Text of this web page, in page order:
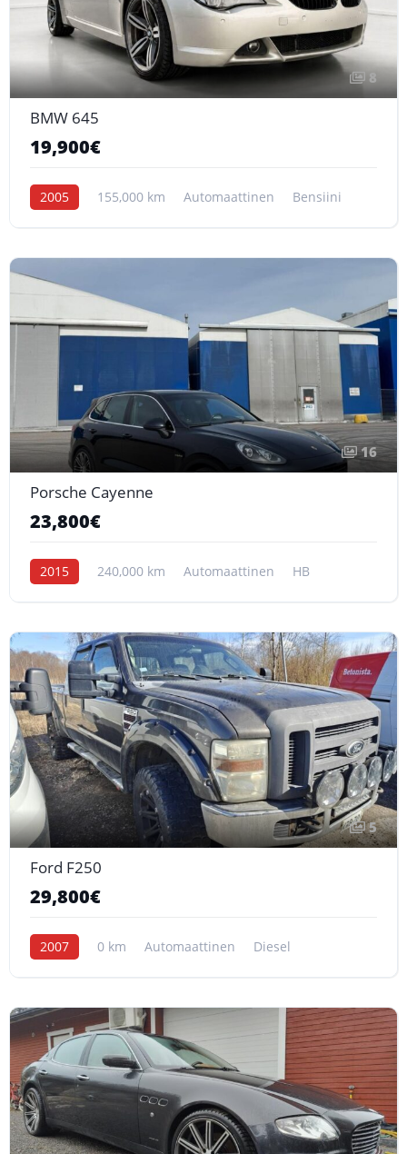
8
BMW 645
19,900€
2005 155,000 km Automaattinen Bensiini
16
Porsche Cayenne
23,800€
2015 240,000 km Automaattinen HB
5
Ford F250
29,800€
2007 0 km Automaattinen Diesel